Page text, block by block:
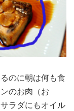
のに朝は何も食
のお肉（お
ラダにもオイル